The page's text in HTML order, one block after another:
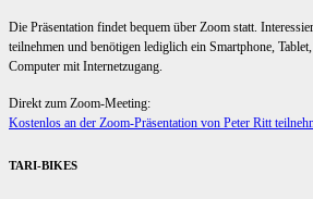
Die Präsentation findet bequem über Zoom statt.
teilnehmen und benötigen lediglich ein Smartphone,
Computer mit Internetzugang.
Direkt zum Zoom-Meeting:
Kostenlos an der Zoom-Präsentation von Peter Ritt
TARI-BIKES